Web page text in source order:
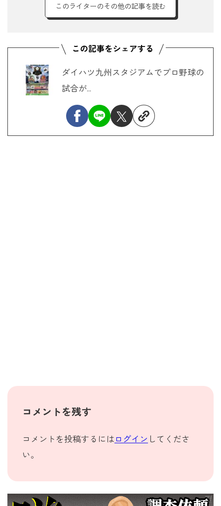
このライターのその他の記事を読む
ダイハツ九州スタジアムでプロ野球の
試合が...
コメントを残す
コメントを投稿するには ログイン してくださ
い。